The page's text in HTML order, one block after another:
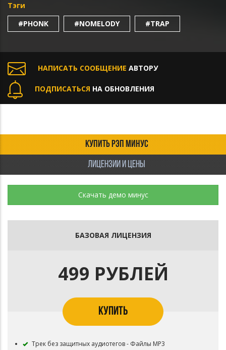
Тэги
#PHONK
#NOMELODY #TRAP
НАПИСАТЬ СООБЩЕНИЕ АВТОРУ
ПОДПИСАТЬСЯ НА ОБНОВЛЕНИЯ
КУПИТЬ РЭП МИНУС
ЛИЦЕНЗИИ И ЦЕНЫ
Скачать демо минус
БАЗОВАЯ ЛИЦЕНЗИЯ
499 РУБЛЕЙ
КУПИТЬ
Трек без защитных аудиотегов - Файлы MP3